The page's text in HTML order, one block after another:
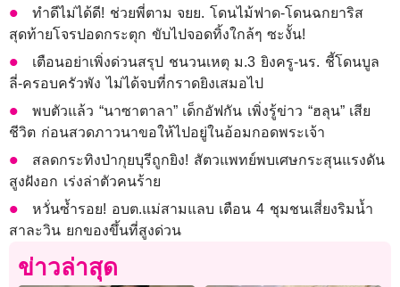
ทำดีไม่ได้ดี! ช่วยพี่ตาม จยย. โดนไม้ฟาด-โดนฉกยาริส
สุดท้ายโจรปอดกระตุก ขับไปจอดทิ้งใกล้ๆ ซะงั้น!
เตือนอย่าเพิ่งด่วนสรุป ชนวนเหตุ ม.3 ยิงครู-นร. ชี้โดนบูล
ลี่-ครอบครัวพัง ไม่ได้จบที่กราดยิงเสมอไป
พบตัวแล้ว “นาซาตาลา” เด็กอัฟกัน เพิ่งรู้ข่าว “ฮลุน” เสีย
ชีวิต ก่อนสวดภาวนาขอให้ไปอยู่ในอ้อมกอดพระเจ้า
สลดกระทิงป่ากุยบุรีถูกยิง! สัตวแพทย์พบเศษกระสุนแรงดัน
สูงฝังอก เร่งล่าตัวคนร้าย
หวั่นซ้ำรอย! อบต.แม่สามแลบ เตือน 4 ชุมชนเสี่ยงริมน้ำ
สาละวิน ยกของขึ้นที่สูงด่วน
ข่าวล่าสุด